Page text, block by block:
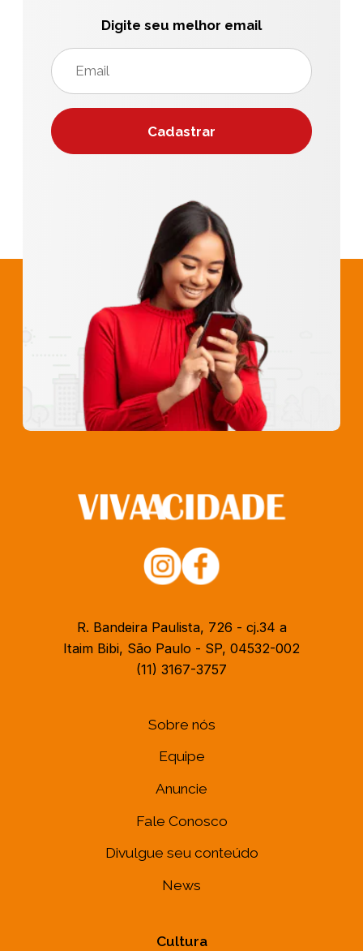
Digite seu melhor email
R. Bandeira Paulista, 726 - cj.34 a
Itaim Bibi, São Paulo - SP, 04532-002
(11) 3167-3757
Sobre nós
Equipe
Anuncie
Fale Conosco
Divulgue seu conteúdo
News
Cultura